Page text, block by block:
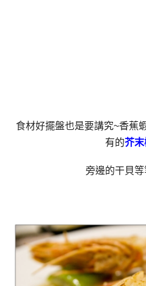
食材好擺盤也是要講究~香蕉
有的芥末
旁邊的干貝